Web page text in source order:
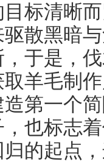
标清晰
散黑暗
，于是，
羊毛制
造第一个
，也标志
的起点